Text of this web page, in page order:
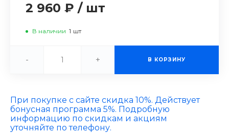
2 960 ₽ / шт
В наличии 1 шт
- + В КОРЗИНУ
При покупке с сайте скидка 10%. Действует
бонусная программа 5%. Подробную
информацию по скидкам и акциям
уточняйте по телефону.